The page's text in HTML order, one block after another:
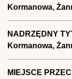
Kormanowa,
NADRZĘDNY
Kormanowa,
MIEJSCE